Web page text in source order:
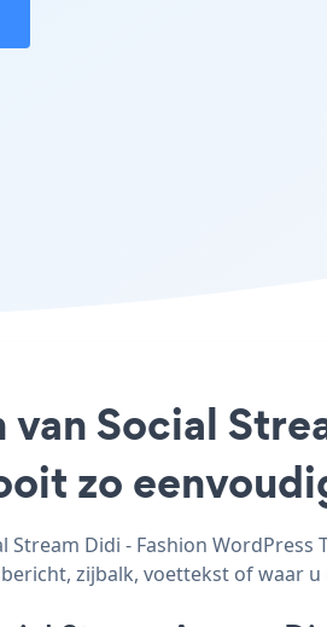
Social
zo
Stream Didi - Fashion
zijbalk, voettekst of waar